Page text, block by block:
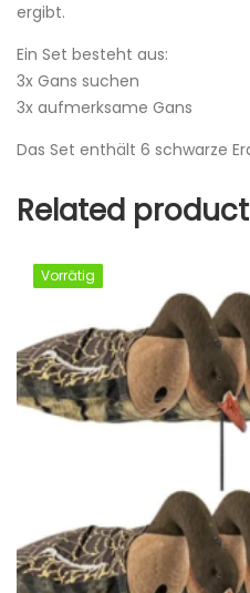
ergibt.
Ein Set besteht aus:
3x Gans suchen
3x aufmerksame Gans
Das Set enthält 6 schwarze
Related
Vorrätig
Vorrätig